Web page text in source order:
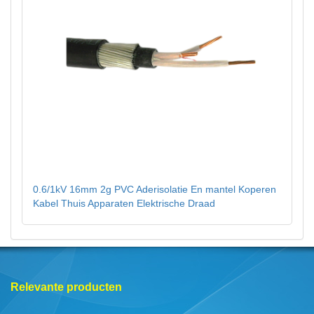
0.6/1kV 16mm 2g PVC Aderisolatie En mantel Koperen
Kabel Thuis Apparaten Elektrische Draad
Relevante producten